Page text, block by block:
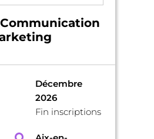
Décembre
2026
Fin inscriptions